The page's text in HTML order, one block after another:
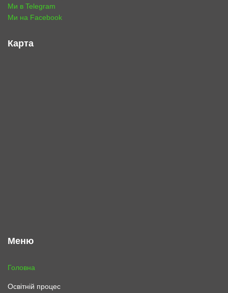
Ми в Telegram
Ми на Facebook
Карта
Меню
Головна
Освітній процес